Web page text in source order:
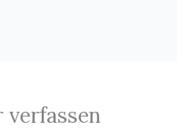
verfassen